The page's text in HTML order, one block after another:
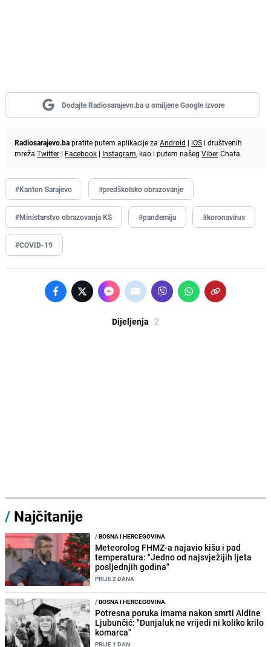
Dodajte Radiosarajevo.ba u omiljene Google izvore
Radiosarajevo.bapratite putem aplikacije za Android | iOS i društvenih
mreža Twitter | Facebook | Instagram, kao i putem našeg ViberChata.
#Kanton Sarajevo #predškolsko obrazovanje
#Ministarstvo obrazovanja KS #pandemija #koronavirus
#COVID-19
Dijeljenja 2
/ Najčitanije
/BOSNA I HERCEGOVINA
Meteorolog FHMZ-a najavio kišu i pad
temperatura: "Jedno od najsvježijih ljeta
posljednjih godina"
PRIJE 2 DANA
/BOSNA I HERCEGOVINA
Potresna poruka imama nakon smrti Aldine
Ljubunčić: "Dunjaluk ne vrijedi ni koliko krilo
komarca"
PRIJE 1 DAN